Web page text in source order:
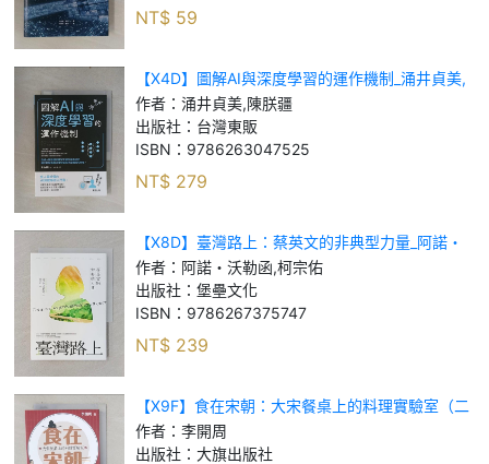
NT$ 59
【X4D】圖解AI與深度學習的運作機制_涌井貞美,
陳朕疆
作者： 涌井貞美,陳朕疆
出版社： 台灣東販
ISBN： 9786263047525
NT$ 279
【X8D】臺灣路上：蔡英文的非典型力量_阿諾・
沃勒函, 柯宗佑
作者： 阿諾・沃勒函,柯宗佑
出版社： 堡壘文化
ISBN： 9786267375747
NT$ 239
【X9F】食在宋朝：大宋餐桌上的料理實驗室（二
版）_李開周
作者： 李開周
出版社： 大旗出版社